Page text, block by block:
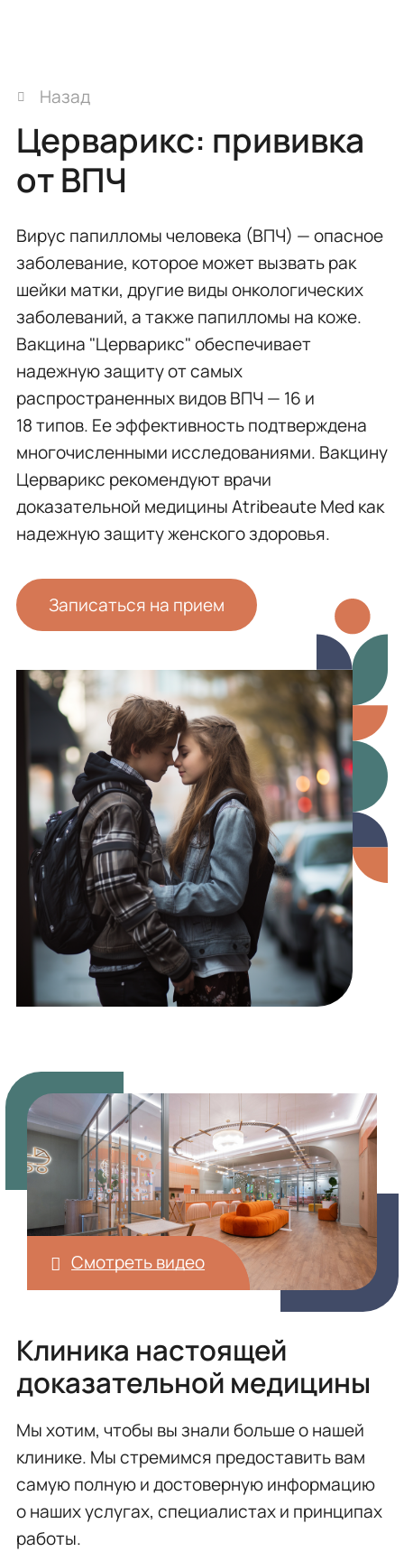
Назад
Церварикс: прививка
от ВПЧ
Вирус папилломы человека (ВПЧ) — опасное
заболевание, которое может вызвать рак
шейки матки, другие виды онкологических
заболеваний, а также папилломы на коже.
Вакцина "Церварикс" обеспечивает
надежную защиту от самых
распространенных видов ВПЧ — 16 и
18 типов. Ее эффективность подтверждена
многочисленными исследованиями. Вакцину
Церварикс рекомендуют врачи
доказательной медицины Atribeaute Med как
надежную защиту женского здоровья.
Записаться на прием
Смотреть видео
Клиника настоящей
доказательной медицины
Мы хотим, чтобы вы знали больше о нашей
клинике. Мы стремимся предоставить вам
самую полную и достоверную информацию
о наших услугах, специалистах и принципах
работы.